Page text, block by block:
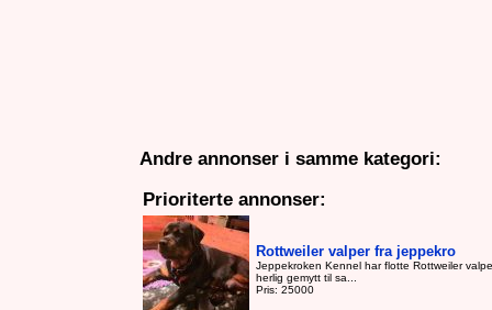
Andre annonser i samme kategori:
Prioriterte annonser:
Rottweiler valper fra jeppekro
Jeppekroken Kennel har flotte Rottweiler
herlig gemytt til sa...
Pris: 25000